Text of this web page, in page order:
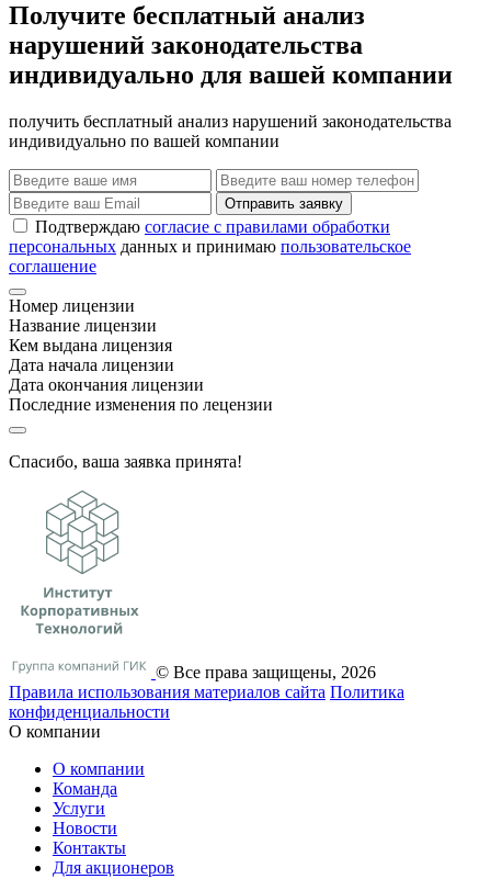
Получите бесплатный анализ
нарушений законодательства
индивидуально для вашей компании
получить бесплатный анализ нарушений законодательства
индивидуально по вашей компании
Отправить заявку
Подтверждаю согласие с правилами обработки
персональных данных и принимаю пользовательское
соглашение
Номер лицензии
Название лицензии
Кем выдана лицензия
Дата начала лицензии
Дата окончания лицензии
Последние изменения по лецензии
Спасибо, ваша заявка принята!
© Все права защищены, 2026
Правила использования материалов сайта Политика
конфиденциальности
О компании
О компании
Команда
Услуги
Новости
Контакты
Для акционеров